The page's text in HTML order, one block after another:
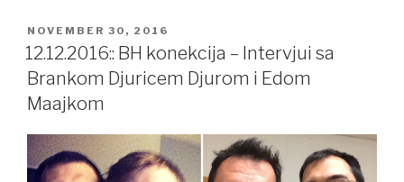
c
e
b
o
o
k
tt
er
ail
e
POSTED
ON
NOVEMBER 30, 2016
12.12.2016:: BH konekcija – Intervjui sa
Brankom Djuricem Djurom i Edom
Maajkom